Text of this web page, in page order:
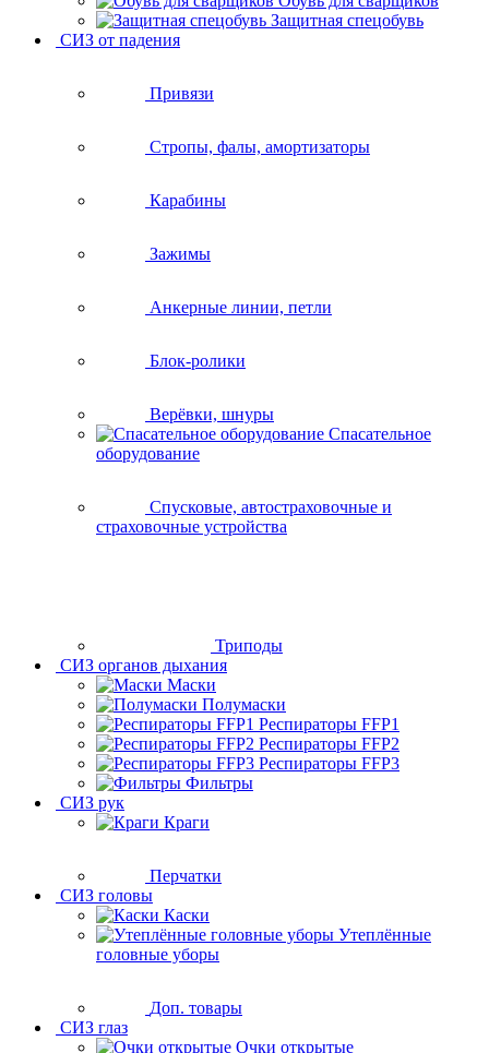
Защитная спецобувь
СИЗ от падения
Привязи
Стропы, фалы, амортизаторы
Карабины
Зажимы
Анкерные линии, петли
Блок-ролики
Верёвки, шнуры
Спасательное
оборудование
Спусковые, автостраховочные и
страховочные устройства
Триподы
СИЗ органов дыхания
Маски
Полумаски
Респираторы FFP1
Респираторы FFP2
Респираторы FFP3
Фильтры
СИЗ рук
Краги
Перчатки
СИЗ головы
Каски
Утеплённые
головные уборы
Доп. товары
СИЗ глаз
Очки открытые